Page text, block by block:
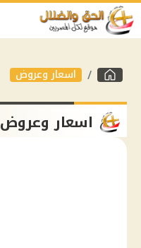
اسعار وعروض
اسعار وعروض